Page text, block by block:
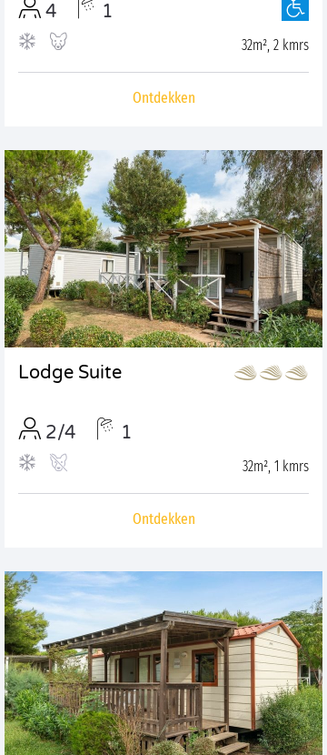
4 1
32m², 2 kmrs
Ontdekken
Lodge Suite
2/4 1
32m², 1 kmrs
Ontdekken